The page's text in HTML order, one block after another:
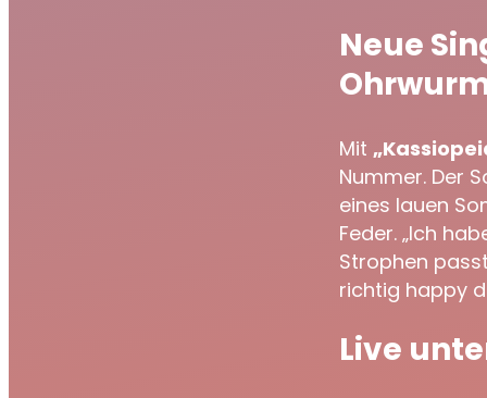
Neue
Mit
Nummer. Der
eines lauen
Feder. „Ich
Strophen
richtig happy
Live